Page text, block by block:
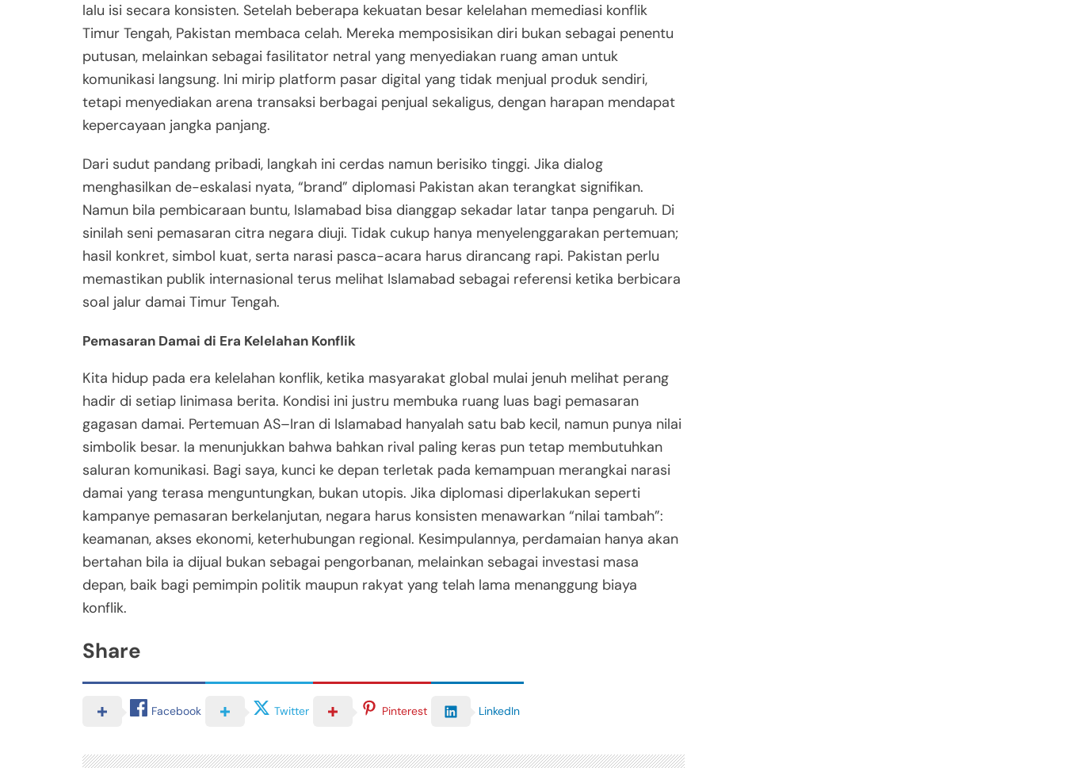
lalu isi secara konsisten. Setelah beberapa kekuatan besar kelelahan memediasi konflik
Timur Tengah, Pakistan membaca celah. Mereka memposisikan diri bukan sebagai penentu
putusan, melainkan sebagai fasilitator netral yang menyediakan ruang aman untuk
komunikasi langsung. Ini mirip platform pasar digital yang tidak menjual produk sendiri,
tetapi menyediakan arena transaksi berbagai penjual sekaligus, dengan harapan mendapat
kepercayaan jangka panjang.
Dari sudut pandang pribadi, langkah ini cerdas namun berisiko tinggi. Jika dialog
menghasilkan de-eskalasi nyata, “brand” diplomasi Pakistan akan terangkat signifikan.
Namun bila pembicaraan buntu, Islamabad bisa dianggap sekadar latar tanpa pengaruh. Di
sinilah seni pemasaran citra negara diuji. Tidak cukup hanya menyelenggarakan pertemuan;
hasil konkret, simbol kuat, serta narasi pasca-acara harus dirancang rapi. Pakistan perlu
memastikan publik internasional terus melihat Islamabad sebagai referensi ketika berbicara
soal jalur damai Timur Tengah.
Pemasaran Damai di Era Kelelahan Konflik
Kita hidup pada era kelelahan konflik, ketika masyarakat global mulai jenuh melihat perang
hadir di setiap linimasa berita. Kondisi ini justru membuka ruang luas bagi pemasaran
gagasan damai. Pertemuan AS–Iran di Islamabad hanyalah satu bab kecil, namun punya nilai
simbolik besar. Ia menunjukkan bahwa bahkan rival paling keras pun tetap membutuhkan
saluran komunikasi. Bagi saya, kunci ke depan terletak pada kemampuan merangkai narasi
damai yang terasa menguntungkan, bukan utopis. Jika diplomasi diperlakukan seperti
kampanye pemasaran berkelanjutan, negara harus konsisten menawarkan “nilai tambah”:
keamanan, akses ekonomi, keterhubungan regional. Kesimpulannya, perdamaian hanya akan
bertahan bila ia dijual bukan sebagai pengorbanan, melainkan sebagai investasi masa
depan, baik bagi pemimpin politik maupun rakyat yang telah lama menanggung biaya
konflik.
Share
Facebook Twitter Pinterest LinkedIn